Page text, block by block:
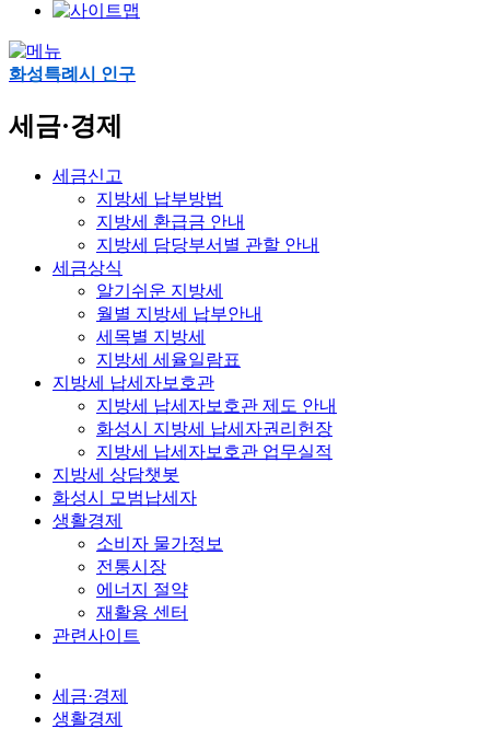
화성특례시 인구
세금·경제
세금신고
지방세 납부방법
지방세 환급금 안내
지방세 담당부서별 관할 안내
세금상식
알기쉬운 지방세
월별 지방세 납부안내
세목별 지방세
지방세 세율일람표
지방세 납세자보호관
지방세 납세자보호관 제도 안내
화성시 지방세 납세자권리헌장
지방세 납세자보호관 업무실적
지방세 상담챗봇
화성시 모범납세자
생활경제
소비자 물가정보
전통시장
에너지 절약
재활용 센터
관련사이트
세금·경제
생활경제